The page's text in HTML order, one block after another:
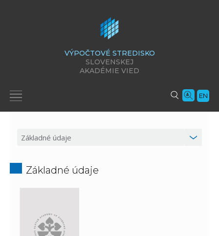
VÝPOČTOVÉ STREDISKO
SLOVENSKEJ
AKADÉMIE VIED
EN
Základné údaje